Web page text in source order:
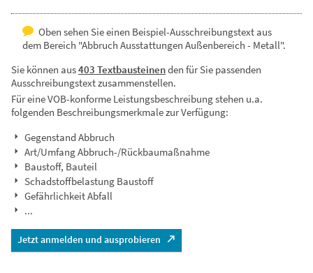
Oben sehen Sie einen Beispiel-Ausschreibungstext aus
dem Bereich "Abbruch Ausstattungen Außenbereich - Metall".
Sie können aus403 Textbausteinenden für Sie passenden
Ausschreibungstext zusammenstellen.
Für eine VOB-konforme Leistungsbeschreibung stehen u.a.
folgenden Beschreibungsmerkmale zur Verfügung:
Gegenstand Abbruch
Art/Umfang Abbruch-/Rückbaumaßnahme
Baustoff, Bauteil
Schadstoffbelastung Baustoff
Gefährlichkeit Abfall
...
Jetzt anmelden und ausprobieren